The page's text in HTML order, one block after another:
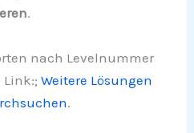
.
nach Levelnummer
Link:;Weitere Lösungen
.